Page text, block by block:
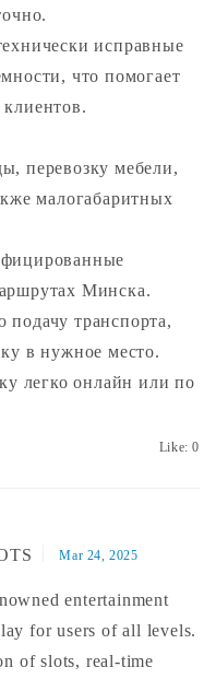
исправные
что помогает
перевозку мебели,
малогабаритных
Минска.
транспорта,
в нужное место.
легко онлайн или по
Like:0
Mar 24, 2025
entertainment
for users of all levels.
of slots, real-time